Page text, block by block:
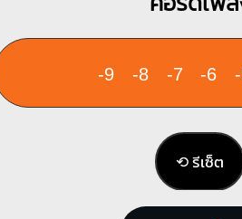
-9 -8 -7 -6
⟲ รีเซ็ต